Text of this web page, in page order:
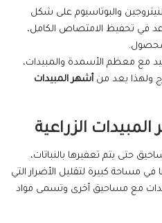
والبوتاسيوم على شكل
في تحفيظ الامتصاص الكامل،
مع معظم الأسمدة والمبيدات،
ولهذا يعد من أشهر المبيدات
الزراعية
حتى يتم تعفيرها بالنباتات،
مساحة كبيرة لتقليل الأضرار التي
مع مساحيق أخرى وتسمى مواد